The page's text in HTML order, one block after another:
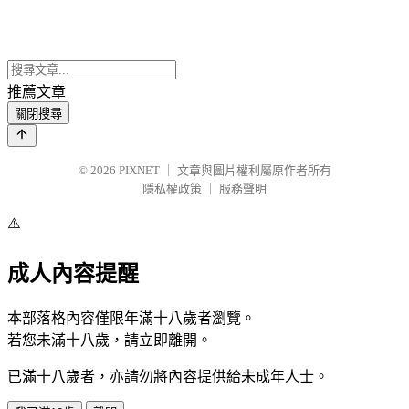
推薦文章
關閉搜尋
© 2026 PIXNET
文章與圖片權利屬原作者所有
隱私權政策
服務聲明
⚠️
成人內容提醒
本部落格內容僅限年滿十八歲者瀏覽。
若您未滿十八歲，請立即離開。
已滿十八歲者，亦請勿將內容提供給未成年人士。